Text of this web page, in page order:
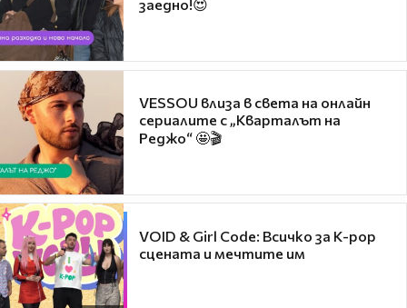
заедно!😍
VESSOU влиза в света на онлайн
сериалите с „Кварталът на
Реджо“ 🤩🎬
VOID & Girl Code: Всичко за K-pop
сцената и мечтите им